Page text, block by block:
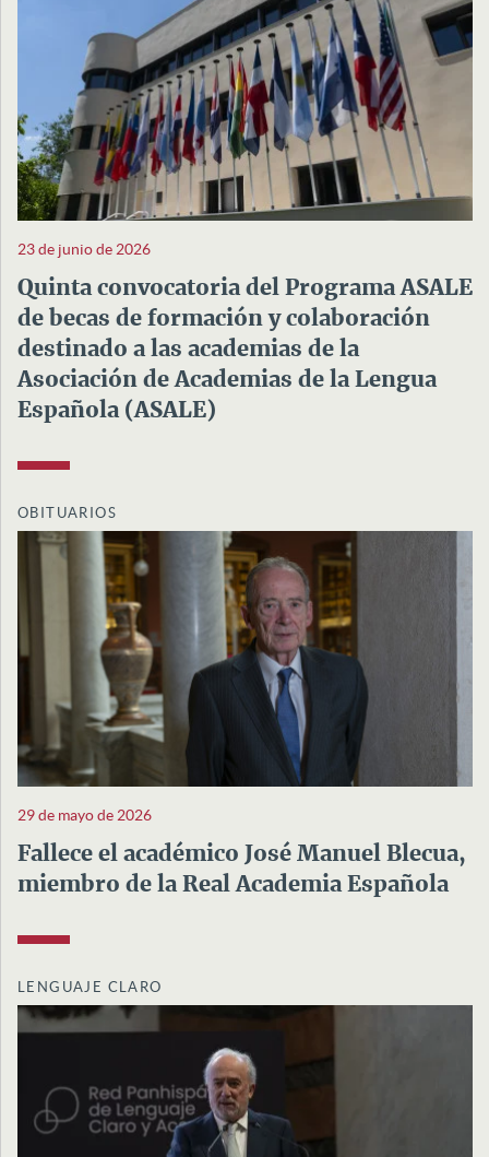
23 de junio de 2026
Quinta convocatoria del Programa ASALE
de becas de formación y colaboración
destinado a las academias de la
Asociación de Academias de la Lengua
Española (ASALE)
OBITUARIOS
29 de mayo de 2026
Fallece el académico José Manuel Blecua,
miembro de la Real Academia Española
LENGUAJE CLARO